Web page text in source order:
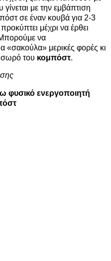
με την εμβάπτιση
σε έναν κουβά για 2-3
μέχρι να έρθει
να
«σακούλα» μερικές φορές κι
σωρό του κομπόστ.
φυσικό ενεργοποιητή